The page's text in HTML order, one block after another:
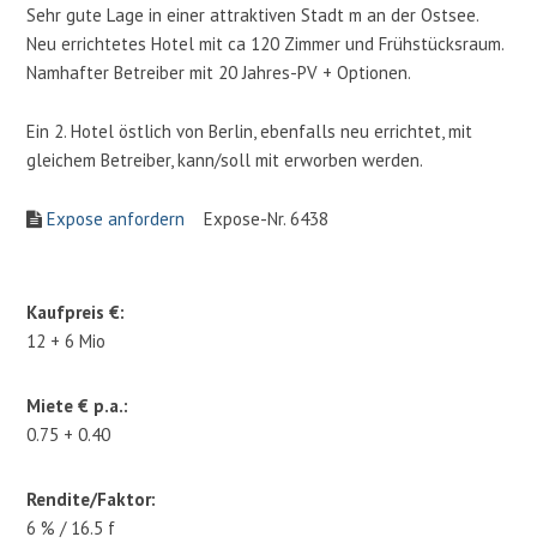
Sehr gute Lage in einer attraktiven Stadt m an der Ostsee.
Neu errichtetes Hotel mit ca 120 Zimmer und Frühstücksraum.
Namhafter Betreiber mit 20 Jahres-PV + Optionen.
Ein 2. Hotel östlich von Berlin, ebenfalls neu errichtet, mit
gleichem Betreiber, kann/soll mit erworben werden.
Expose anfordern Expose-Nr. 6438
Kaufpreis €:
12 + 6 Mio
Miete € p.a.:
0.75 + 0.40
Rendite/Faktor:
6 % / 16.5 f